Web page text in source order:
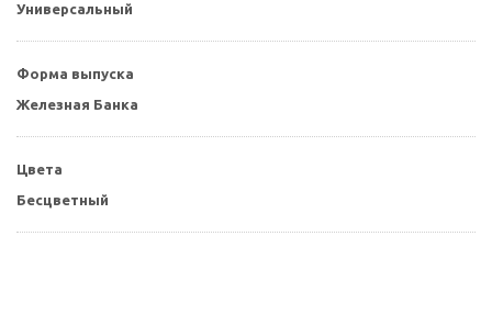
Универсальный
Форма выпуска
Железная Банка
Цвета
Бесцветный